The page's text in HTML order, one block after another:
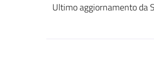
Ultimo aggiornamento da